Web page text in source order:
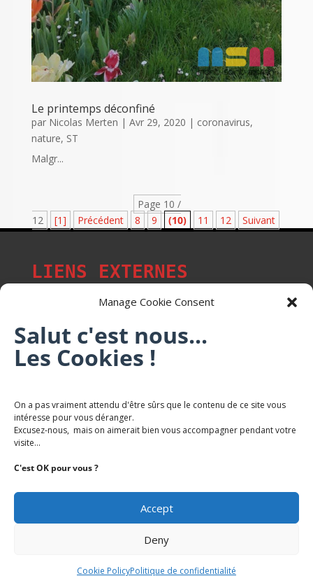
Manage Cookie Consent
Salut c'est nous...
Les Cookies !
On a pas vraiment attendu d'être sûrs que le contenu de ce site vous
intéresse pour vous déranger.
Excusez-nous, mais on aimerait bien vous accompagner pendant votre
visite...
C'est OK pour vous ?
Accept
Deny
Cookie PolicyPolitique de confidentialité
Le printemps déconfiné
par Nicolas Merten | Avr 29, 2020 | coronavirus,
nature, ST
Malgr...
Page 10 /
12
[1] Précédent 8 9 (10) 11 12 Suivant
LIENS EXTERNES
Les p'tits citoyens de Mont-Saint-Martin
Trail Saintmartinois Daniel FEITE
Karaté Mont Saint Martin
Confidentialite